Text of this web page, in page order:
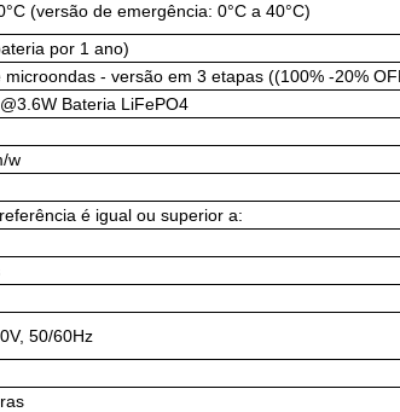
(versão de emergência: 0°C a 40°C)
por 1 ano)
microondas - versão em 3 etapas ((100% -20%
Bateria LiFePO4
w
é igual ou superior a:
50/60Hz